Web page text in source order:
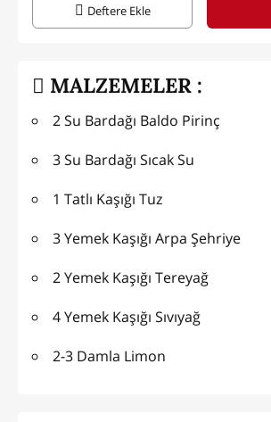
Deftere Ekle
MALZEMELER :
2 Su Bardağı Baldo Pirinç
3 Su Bardağı Sıcak Su
1 Tatlı Kaşığı Tuz
3 Yemek Kaşığı Arpa Şehriye
2 Yemek Kaşığı Tereyağ
4 Yemek Kaşığı Sıvıyağ
2-3 Damla Limon